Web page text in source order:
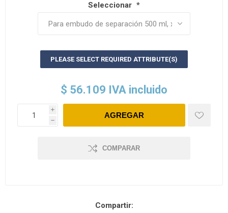
Seleccionar *
PLEASE SELECT REQUIRED ATTRIBUTE(S)
$ 56.109 IVA incluido
i
h
COMPARAR
Compartir: